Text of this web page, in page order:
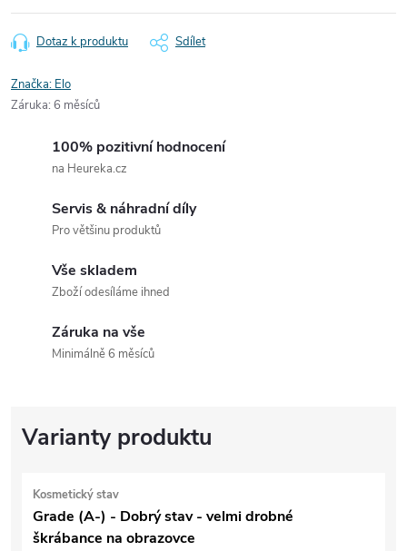
Dotaz k produktu Sdílet
Značka: Elo
Záruka: 6 měsíců
100% pozitivní hodnocení
na Heureka.cz
Servis & náhradní díly
Pro většinu produktů
Vše skladem
Zboží odesíláme ihned
Záruka na vše
Minimálně 6 měsíců
Kosmetický stav
Grade (A-) - Dobrý stav - velmi drobné
škrábance na obrazovce